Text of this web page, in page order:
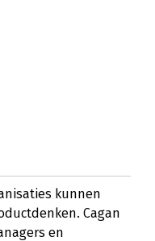
kunnen
Cagan
en